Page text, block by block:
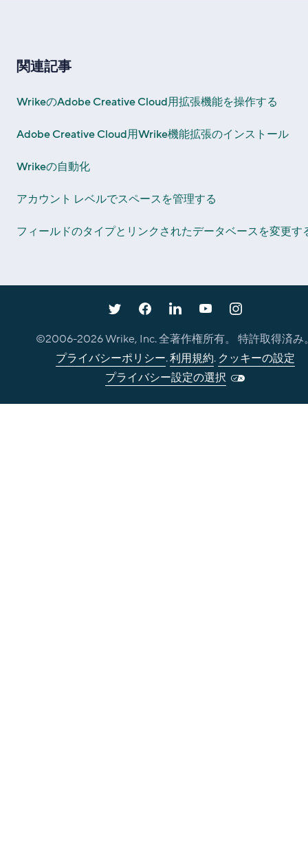
関連記事
WrikeのAdobe Creative Cloud用拡張機能を操作する
Adobe Creative Cloud用Wrike機能拡張のインストール
Wrikeの自動化
アカウント レベルでスペースを管理する
フィールドのタイプとリンクされたデータベースを変更す
©2006-2026Wrike, Inc. 全著作権所有。 特許取得済み
プライバシーポリシー.利用規約. クッキーの設定
プライバシー設定の選択